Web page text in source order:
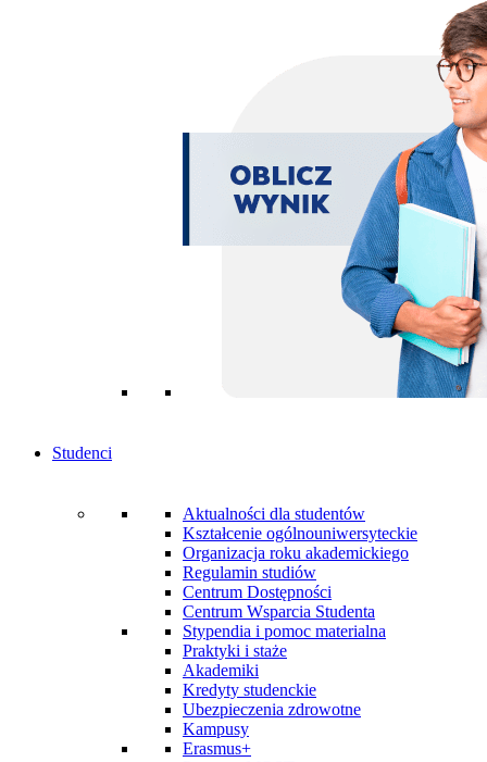
Studenci
Aktualności dla studentów
Kształcenie ogólnouniwersyteckie
Organizacja roku akademickiego
Regulamin studiów
Centrum Dostępności
Centrum Wsparcia Studenta
Stypendia i pomoc materialna
Praktyki i staże
Akademiki
Kredyty studenckie
Ubezpieczenia zdrowotne
Kampusy
Erasmus+